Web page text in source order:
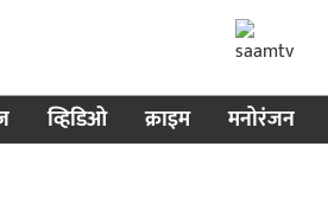
व्हिडिओ क्राइम मनोरंजन